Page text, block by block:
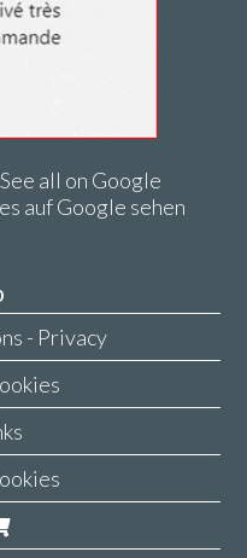
all on Google
auf Google sehen
- Privacy